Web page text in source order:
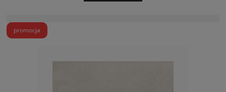
promocja